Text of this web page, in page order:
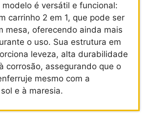
é versátil e funcional:
carrinho 2 em 1, que pode ser
mesa, oferecendo ainda mais
o uso. Sua estrutura em
leveza, alta durabilidade
corrosão, assegurando que o
mesmo com a
e à maresia.